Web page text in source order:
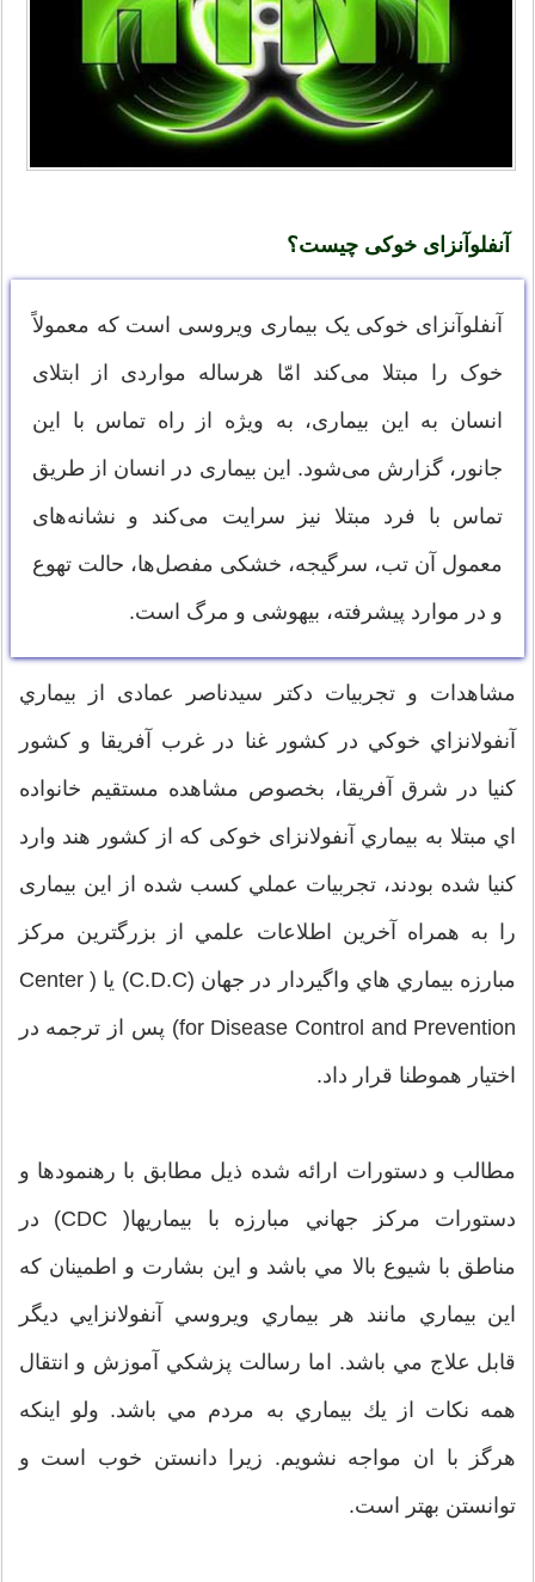
آنفلوآنزای خوکی چیست؟
آنفلوآنزای خوکی یک بیماری ویروسی است که معمولاً
خوک را مبتلا می‌کند امّا هرساله مواردی از ابتلای
انسان به این بیماری، به ویژه از راه تماس با این
جانور، گزارش می‌شود. این بیماری در انسان از طریق
تماس با فرد مبتلا نیز سرایت می‌کند و نشانه‌های
معمول آن تب، سرگیجه، خشکی مفصل‌ها، حالت تهوع
و در موارد پیشرفته، بیهوشی و مرگ است.
مشاهدات و تجربيات دكتر سيدناصر عمادی از بيماري
آنفولانزاي خوكي در كشور غنا در غرب آفريقا و كشور
كنيا در شرق آفريقا، بخصوص مشاهده مستقيم خانواده
اي مبتلا به بيماري آنفولانزای خوكی كه از كشور هند وارد
كنيا شده بودند، تجربيات عملي كسب شده از این بیماری
را به همراه آخرين اطلاعات علمي از بزرگترين مركز
مبارزه بيماري هاي واگيردار در جهان (C.D.C) يا ( Center
for Disease Control and Prevention) پس از ترجمه در
اختيار هموطنا قرار داد.
مطالب و دستورات ارائه شده ذيل مطابق با رهنمودها و
دستورات مركز جهاني مبارزه با بیماریها( CDC) در
مناطق با شيوع بالا مي باشد و اين بشارت و اطمينان كه
اين بيماري مانند هر بيماري ويروسي آنفولانزايي ديگر
قابل علاج مي باشد. اما رسالت پزشكي آموزش و انتقال
همه نكات از يك بيماري به مردم مي باشد. ولو اینکه
هرگز با ان مواجه نشویم. زيرا دانستن خوب است و
توانستن بهتر است.